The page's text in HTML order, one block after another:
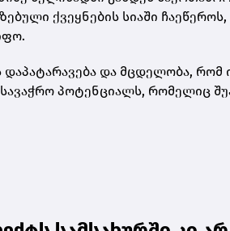
ქვეყნების სიაში ჩაეწეროს,
და მცდელობა, რომ
პოტენციალს, რომელიც